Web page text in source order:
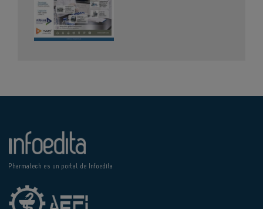
Pharmatech es un portal de Infoedita